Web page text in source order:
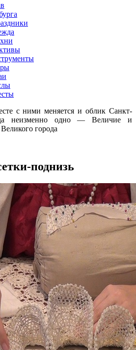
с ними меняется и облик Санкт-
неизменно одно — Величие и
города
поднизь